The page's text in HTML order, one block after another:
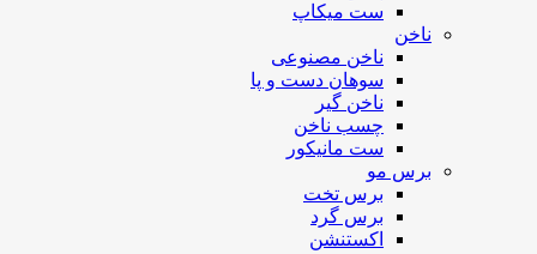
ست میکاپ
ناخن
ناخن مصنوعی
سوهان دست و پا
ناخن گیر
چسب ناخن
ست مانیکور
برس مو
برس تخت
برس گرد
اکستنشن